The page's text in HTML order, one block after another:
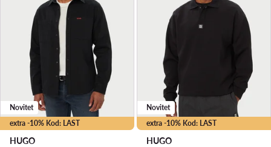
extra -10% Kod: LAST
Novitet
HUGO
extra -10% Kod: LAST
Novitet
HUGO